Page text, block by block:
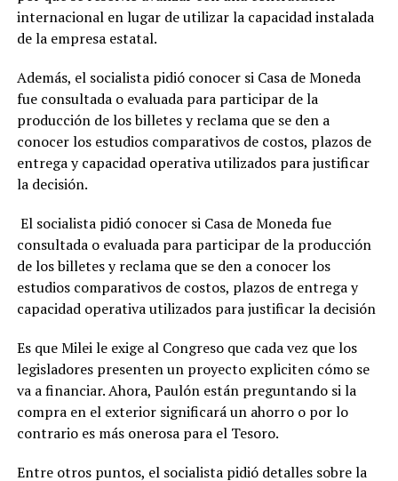
internacional en lugar de utilizar la capacidad instalada
de la empresa estatal.
Además, el socialista pidió conocer si Casa de Moneda
fue consultada o evaluada para participar de la
producción de los billetes y reclama que se den a
conocer los estudios comparativos de costos, plazos de
entrega y capacidad operativa utilizados para justificar
la decisión.
El socialista pidió conocer si Casa de Moneda fue
consultada o evaluada para participar de la producción
de los billetes y reclama que se den a conocer los
estudios comparativos de costos, plazos de entrega y
capacidad operativa utilizados para justificar la decisión
Es que Milei le exige al Congreso que cada vez que los
legisladores presenten un proyecto expliciten cómo se
va a financiar. Ahora, Paulón están preguntando si la
compra en el exterior significará un ahorro o por lo
contrario es más onerosa para el Tesoro.
Entre otros puntos, el socialista pidió detalles sobre la